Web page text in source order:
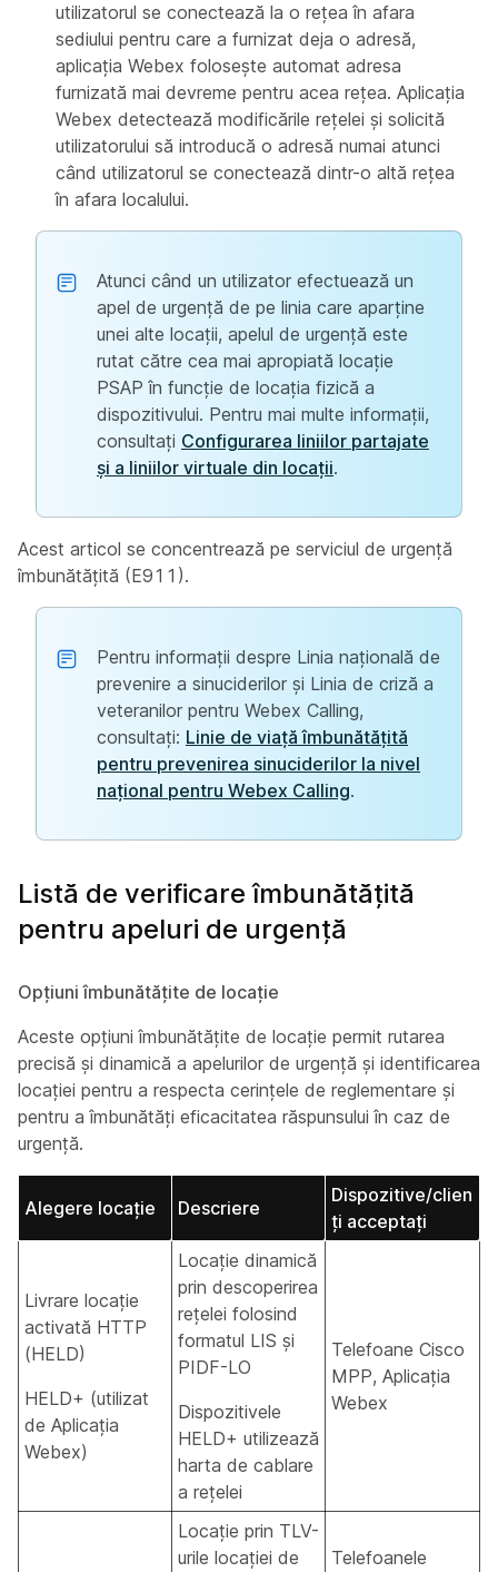
utilizatorul se conectează la o rețea în afara
sediului pentru care a furnizat deja o adresă,
aplicația Webex folosește automat adresa
furnizată mai devreme pentru acea rețea. Aplicația
Webex detectează modificările rețelei și solicită
utilizatorului să introducă o adresă numai atunci
când utilizatorul se conectează dintr-o altă rețea
în afara localului.
Atunci când un utilizator efectuează un
apel de urgență de pe linia care aparține
unei alte locații, apelul de urgență este
rutat către cea mai apropiată locație
PSAP în funcție de locația fizică a
dispozitivului. Pentru mai multe informații,
consultați Configurarea liniilor partajate
și a liniilor virtuale din locații.
Acest articol se concentrează pe serviciul de urgență
îmbunătățită (E911).
Pentru informații despre Linia națională de
prevenire a sinuciderilor și Linia de criză a
veteranilor pentru Webex Calling,
consultați: Linie de viață îmbunătățită
pentru prevenirea sinuciderilor la nivel
național pentru Webex Calling.
Listă de verificare îmbunătățită
pentru apeluri de urgență
Opțiuni îmbunătățite de locație
Aceste opțiuni îmbunătățite de locație permit rutarea
precisă și dinamică a apelurilor de urgență și identificarea
locației pentru a respecta cerințele de reglementare și
pentru a îmbunătăți eficacitatea răspunsului în caz de
urgență.
Alegere locație Descriere
Dispozitive/clien
ți acceptați
Livrare locație
activată HTTP
(HELD)
HELD+ (utilizat
de Aplicația
Webex)
Locație dinamică
prin descoperirea
rețelei folosind
formatul LIS și
PIDF-LO
Dispozitivele
HELD+ utilizează
harta de cablare
a rețelei
Telefoane Cisco
MPP, Aplicația
Webex
Locație prin TLV-
urile locației de
Telefoanele